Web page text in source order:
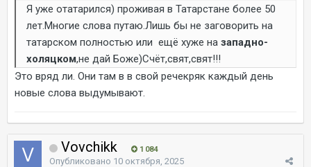
Я уже отатарился) проживая в Татарстане более 50
лет.Многие слова путаю.Лишь бы не заговорить на
татарском полностью или ещё хуже на западно-
холяцком,не дай Боже)Счёт,свят,свят!!!
Это вряд ли. Они там в в свой речекряк каждый день
новые слова выдумывают.
Vovchikk 1 084
Опубликовано 10 октября, 2025